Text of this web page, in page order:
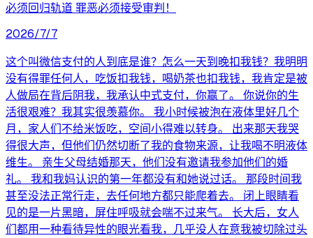
必须回归轨道 罪恶必须接受审判！
2026/7/7
这个叫微信支付的人到底是谁？怎么一天到晚扣我钱？我明明
没有得罪任何人，吃饭扣我钱，喝奶茶也扣我钱，我肯定是被
人做局在背后阴我，我承认中式支付，你赢了。 你说你的生
活很艰难？我其实很羡慕你。 我小时候被泡在液体里好几个
月，家人们不给米饭吃，空间小得难以转身。 出来那天我哭
得很大声，但他们仍然切断了我的食物来源，让我喝不明液体
维生。 亲生父母结婚那天，他们没有邀请我参加他们的婚
礼。 我和我妈认识的第一年都没有和她说过话。 那段时间我
甚至没法正常行走，去任何地方都只能爬着去。 闭上眼睛看
见的是一片黑暗，屏住呼吸就会喘不过来气。 长大后，女人
们都用一种看待异性的眼光看我，几乎没人在意我被切除过头